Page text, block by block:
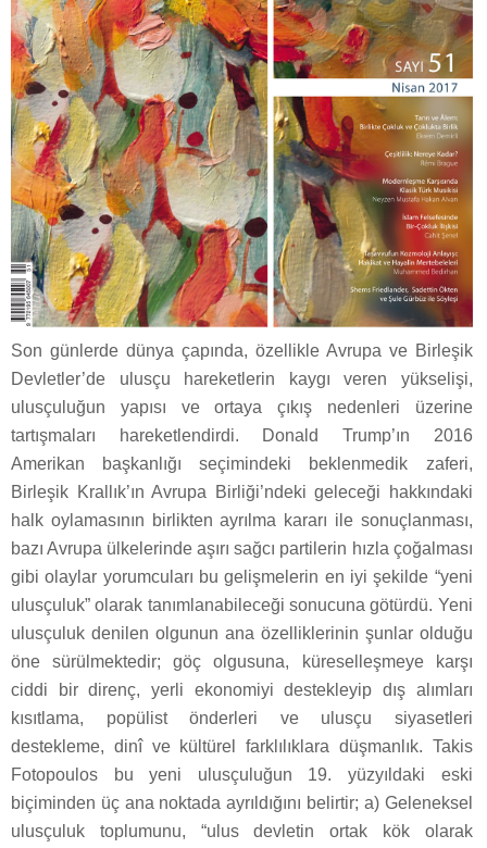
Son günlerde dünya çapında, özellikle Avrupa ve Birleşik
Devletler’de ulusçu hareketlerin kaygı veren yükselişi,
ulusçuluğun yapısı ve ortaya çıkış nedenleri üzerine
tartışmaları hareketlendirdi. Donald Trump’ın 2016
Amerikan başkanlığı seçimindeki beklenmedik zaferi,
Birleşik Krallık’ın Avrupa Birliği’ndeki geleceği hakkındaki
halk oylamasının birlikten ayrılma kararı ile sonuçlanması,
bazı Avrupa ülkelerinde aşırı sağcı partilerin hızla çoğalması
gibi olaylar yorumcuları bu gelişmelerin en iyi şekilde “yeni
ulusçuluk” olarak tanımlanabileceği sonucuna götürdü. Yeni
ulusçuluk denilen olgunun ana özelliklerinin şunlar olduğu
öne sürülmektedir; göç olgusuna, küreselleşmeye karşı
ciddi bir direnç, yerli ekonomiyi destekleyip dış alımları
kısıtlama, popülist önderleri ve ulusçu siyasetleri
destekleme, dinî ve kültürel farklılıklara düşmanlık. Takis
Fotopoulos bu yeni ulusçuluğun 19. yüzyıldaki eski
biçiminden üç ana noktada ayrıldığını belirtir; a) Geleneksel
ulusçuluk toplumunu, “ulus devletin ortak kök olarak